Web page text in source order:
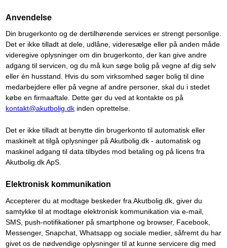
Anvendelse
Din brugerkonto og de dertilhørende services er strengt personlige.
Det er ikke tilladt at dele, udlåne, videresælge eller på anden måde
videregive oplysninger om din brugerkonto, der kan give andre
adgang til servicen, og du må kun søge bolig på vegne af dig selv
eller én husstand. Hvis du som virksomhed søger bolig til dine
medarbejdere eller på vegne af andre personer, skal du i stedet
købe en firmaaftale. Dette gør du ved at kontakte os på
kontakt@akutbolig.dk inden oprettelse.
Det er ikke tilladt at benytte din brugerkonto til automatisk eller
maskinelt at tilgå oplysninger på Akutbolig.dk - automatisk og
maskinel adgang til data tilbydes mod betaling og på licens fra
Akutbolig.dk ApS.
Elektronisk kommunikation
Accepterer du at modtage beskeder fra Akutbolig.dk, giver du
samtykke til at modtage elektronisk kommunikation via e-mail,
SMS, push-notifikationer på smartphone og browser, Facebook,
Messenger, Snapchat, Whatsapp og sociale medier, såfremt du har
givet os de nødvendige oplysninger til at kunne servicere dig med